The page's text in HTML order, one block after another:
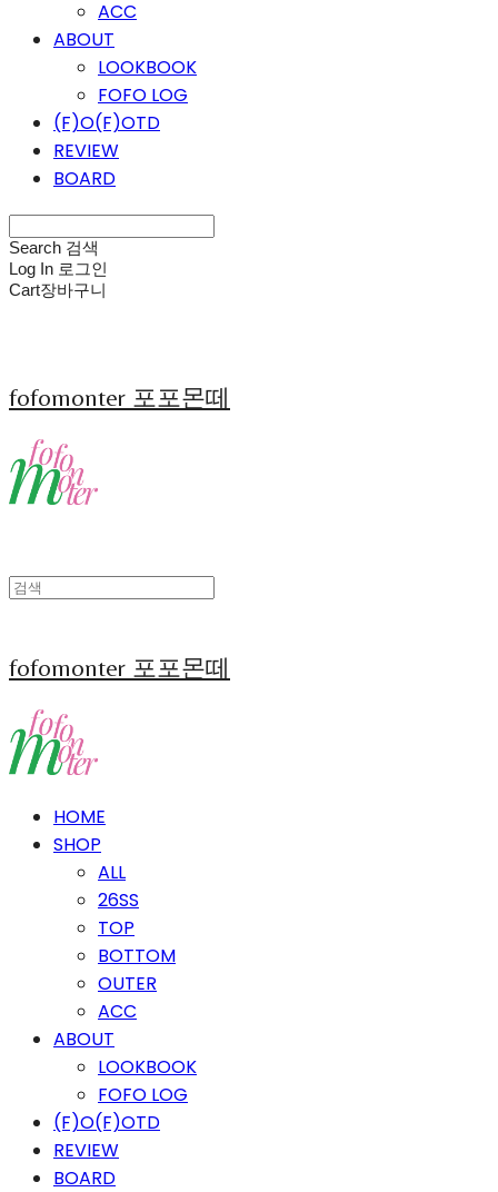
ACC
ABOUT
LOOKBOOK
FOFO LOG
(F)O(F)OTD
REVIEW
BOARD
Search 검색
Log In 로그인
Cart장바구니
fofomonter 포포몬떼
fofomonter 포포몬떼
HOME
SHOP
ALL
26SS
TOP
BOTTOM
OUTER
ACC
ABOUT
LOOKBOOK
FOFO LOG
(F)O(F)OTD
REVIEW
BOARD